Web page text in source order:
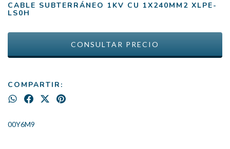
CABLE SUBTERRÁNEO 1KV CU 1X240MM2 XLPE-
LS0H
COMPARTIR:
00Y6M9